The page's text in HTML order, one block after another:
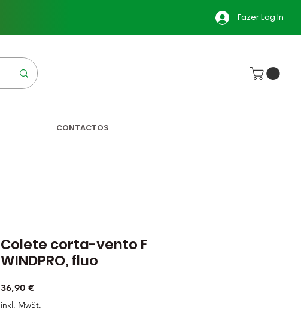
Fazer Log In
CONTACTOS
Colete corta-vento F
WINDPRO, fluo
36,90 €Preis
inkl. MwSt.